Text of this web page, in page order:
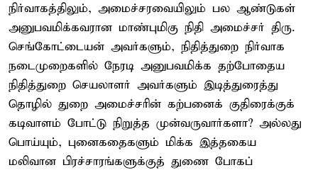
நிர்வாகத்திலும், அமைச்சரவையிலும் பல ஆண்டுகள்
அனுபவமிக்கவரான மாண்புமிகு நிதி அமைச்சர் திரு.
செங்கோட்டையன் அவர்களும், நிதித்துறை நிர்வாக
நடைமுறைகளில் நேரடி அனுபவமிக்க தற்போதைய
நிதித்துறை செயலாளர் அவர்களும் இடித்துரைத்து
தொழில் துறை அமைச்சரின் கற்பனைக் குதிரைக்குக்
கடிவாளம் போட்டு நிறுத்த முன்வருவார்களா? அல்லது
பொய்யும், புனைகதைகளும் மிக்க இத்தகைய
மலிவான பிரச்சாரங்களுக்குத் துணை போகப்